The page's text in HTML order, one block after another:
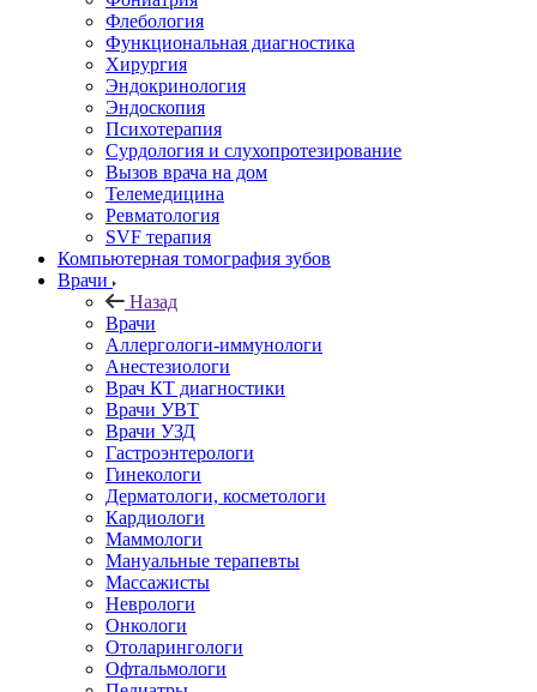
Флебология
Функциональная диагностика
Хирургия
Эндокринология
Эндоскопия
Психотерапия
Сурдология и слухопротезирование
Вызов врача на дом
Телемедицина
Ревматология
SVF терапия
Компьютерная томография зубов
Врачи
Назад
Врачи
Аллергологи-иммунологи
Анестезиологи
Врач КТ диагностики
Врачи УВТ
Врачи УЗД
Гастроэнтерологи
Гинекологи
Дерматологи, косметологи
Кардиологи
Маммологи
Мануальные терапевты
Массажисты
Неврологи
Онкологи
Отоларингологи
Офтальмологи